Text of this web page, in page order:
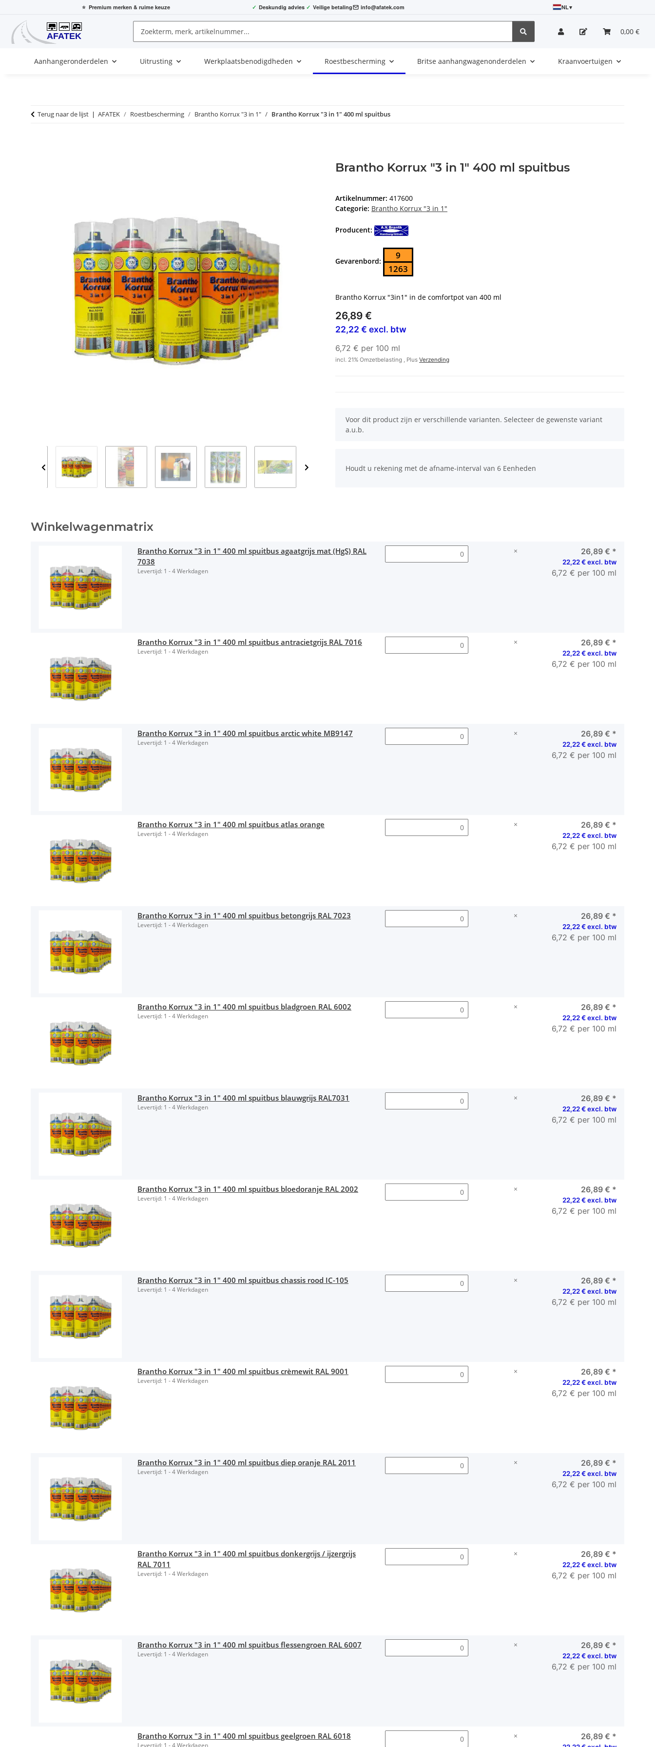
⭐ Premium merken & ruime keuze ✓ Deskundig advies ✓ Veilige betaling info@afatek.com NL▾
0,00 €
Aanhangeronderdelen Uitrusting Werkplaatsbenodigdheden Roestbescherming Britse aanhangwagenonderdelen Kraanvoertuigen
Terug naar de lijst AFATEK Roestbescherming Brantho Korrux "3 in 1" Brantho Korrux "3 in 1" 400 ml spuitbus
Brantho Korrux "3 in 1" 400 ml spuitbus
Artikelnummer: 417600
Categorie: Brantho Korrux "3 in 1"
Producent:
Gevarenbord:
9
1263
Brantho Korrux "3in1" in de comfortpot van 400 ml
26,89 €
22,22 € excl. btw
6,72 € per 100 ml
incl. 21% Omzetbelasting , Plus Verzending
x
Voor dit product zijn er verschillende varianten. Selecteer de gewenste variant
a.u.b.
Houdt u rekening met de afname-interval van 6 Eenheden
Winkelwagenmatrix
Brantho Korrux "3 in 1" 400 ml spuitbus agaatgrijs mat (HgS) RAL
7038
Levertijd: 1 - 4 Werkdagen
× 26,89 € *
22,22 € excl. btw
6,72 € per 100 ml
Brantho Korrux "3 in 1" 400 ml spuitbus antracietgrijs RAL 7016
Levertijd: 1 - 4 Werkdagen
× 26,89 € *
22,22 € excl. btw
6,72 € per 100 ml
Brantho Korrux "3 in 1" 400 ml spuitbus arctic white MB9147
Levertijd: 1 - 4 Werkdagen
× 26,89 € *
22,22 € excl. btw
6,72 € per 100 ml
Brantho Korrux "3 in 1" 400 ml spuitbus atlas orange
Levertijd: 1 - 4 Werkdagen
× 26,89 € *
22,22 € excl. btw
6,72 € per 100 ml
Brantho Korrux "3 in 1" 400 ml spuitbus betongrijs RAL 7023
Levertijd: 1 - 4 Werkdagen
× 26,89 € *
22,22 € excl. btw
6,72 € per 100 ml
Brantho Korrux "3 in 1" 400 ml spuitbus bladgroen RAL 6002
Levertijd: 1 - 4 Werkdagen
× 26,89 € *
22,22 € excl. btw
6,72 € per 100 ml
Brantho Korrux "3 in 1" 400 ml spuitbus blauwgrijs RAL7031
Levertijd: 1 - 4 Werkdagen
× 26,89 € *
22,22 € excl. btw
6,72 € per 100 ml
Brantho Korrux "3 in 1" 400 ml spuitbus bloedoranje RAL 2002
Levertijd: 1 - 4 Werkdagen
× 26,89 € *
22,22 € excl. btw
6,72 € per 100 ml
Brantho Korrux "3 in 1" 400 ml spuitbus chassis rood IC-105
Levertijd: 1 - 4 Werkdagen
× 26,89 € *
22,22 € excl. btw
6,72 € per 100 ml
Brantho Korrux "3 in 1" 400 ml spuitbus crèmewit RAL 9001
Levertijd: 1 - 4 Werkdagen
× 26,89 € *
22,22 € excl. btw
6,72 € per 100 ml
Brantho Korrux "3 in 1" 400 ml spuitbus diep oranje RAL 2011
Levertijd: 1 - 4 Werkdagen
× 26,89 € *
22,22 € excl. btw
6,72 € per 100 ml
Brantho Korrux "3 in 1" 400 ml spuitbus donkergrijs / ijzergrijs
RAL 7011
Levertijd: 1 - 4 Werkdagen
× 26,89 € *
22,22 € excl. btw
6,72 € per 100 ml
Brantho Korrux "3 in 1" 400 ml spuitbus flessengroen RAL 6007
Levertijd: 1 - 4 Werkdagen
× 26,89 € *
22,22 € excl. btw
6,72 € per 100 ml
Brantho Korrux "3 in 1" 400 ml spuitbus geelgroen RAL 6018 × 26,89 € *